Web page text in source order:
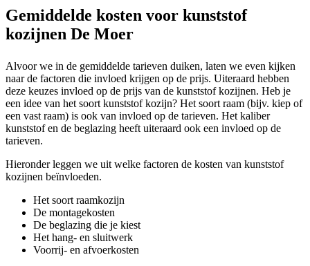
Gemiddelde kosten voor kunststof
kozijnen De Moer
Alvoor we in de gemiddelde tarieven duiken, laten we even kijken
naar de factoren die invloed krijgen op de prijs. Uiteraard hebben
deze keuzes invloed op de prijs van de kunststof kozijnen. Heb je
een idee van het soort kunststof kozijn? Het soort raam (bijv. kiep of
een vast raam) is ook van invloed op de tarieven. Het kaliber
kunststof en de beglazing heeft uiteraard ook een invloed op de
tarieven.
Hieronder leggen we uit welke factoren de kosten van kunststof
kozijnen beïnvloeden.
Het soort raamkozijn
De montagekosten
De beglazing die je kiest
Het hang- en sluitwerk
Voorrij- en afvoerkosten